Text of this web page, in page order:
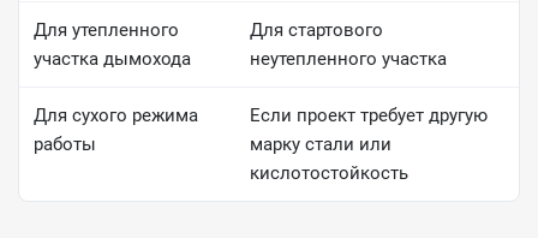
Для утепленного
участка дымохода
Для стартового
неутепленного участка
Для сухого режима
работы
Если проект требует другую
марку стали или
кислотостойкость